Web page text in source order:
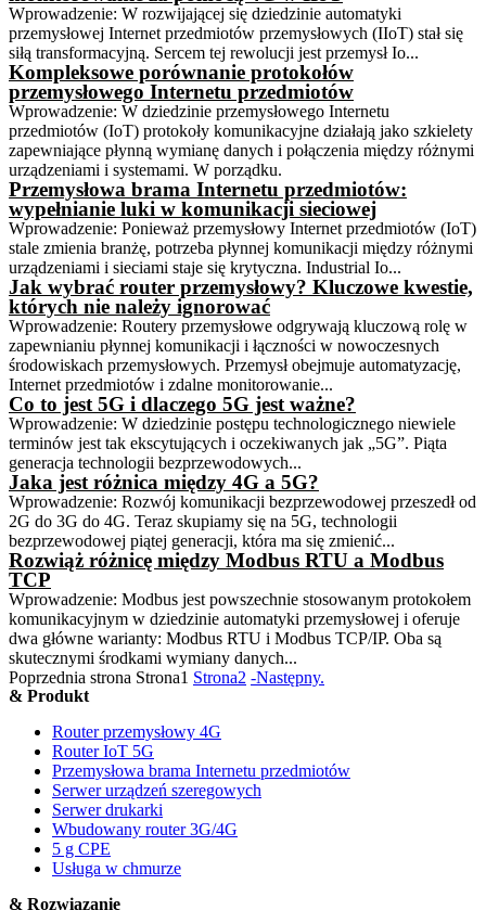
Wprowadzenie: W rozwijającej się dziedzinie automatyki
przemysłowej Internet przedmiotów przemysłowych (IIoT) stał się
siłą transformacyjną. Sercem tej rewolucji jest przemysł Io...
Kompleksowe porównanie protokołów
przemysłowego Internetu przedmiotów
Wprowadzenie: W dziedzinie przemysłowego Internetu
przedmiotów (IoT) protokoły komunikacyjne działają jako szkielety
zapewniające płynną wymianę danych i połączenia między różnymi
urządzeniami i systemami. W porządku.
Przemysłowa brama Internetu przedmiotów:
wypełnianie luki w komunikacji sieciowej
Wprowadzenie: Ponieważ przemysłowy Internet przedmiotów (IoT)
stale zmienia branżę, potrzeba płynnej komunikacji między różnymi
urządzeniami i sieciami staje się krytyczna. Industrial Io...
Jak wybrać router przemysłowy? Kluczowe kwestie,
których nie należy ignorować
Wprowadzenie: Routery przemysłowe odgrywają kluczową rolę w
zapewnianiu płynnej komunikacji i łączności w nowoczesnych
środowiskach przemysłowych. Przemysł obejmuje automatyzację,
Internet przedmiotów i zdalne monitorowanie...
Co to jest 5G i dlaczego 5G jest ważne?
Wprowadzenie: W dziedzinie postępu technologicznego niewiele
terminów jest tak ekscytujących i oczekiwanych jak „5G”. Piąta
generacja technologii bezprzewodowych...
Jaka jest różnica między 4G a 5G?
Wprowadzenie: Rozwój komunikacji bezprzewodowej przeszedł od
2G do 3G do 4G. Teraz skupiamy się na 5G, technologii
bezprzewodowej piątej generacji, która ma się zmienić...
Rozwiąż różnicę między Modbus RTU a Modbus
TCP
Wprowadzenie: Modbus jest powszechnie stosowanym protokołem
komunikacyjnym w dziedzinie automatyki przemysłowej i oferuje
dwa główne warianty: Modbus RTU i Modbus TCP/IP. Oba są
skutecznymi środkami wymiany danych...
Poprzednia strona Strona1 Strona2 -Następny.
& Produkt
Router przemysłowy 4G
Router IoT 5G
Przemysłowa brama Internetu przedmiotów
Serwer urządzeń szeregowych
Serwer drukarki
Wbudowany router 3G/4G
5 g CPE
Usługa w chmurze
& Rozwiązanie